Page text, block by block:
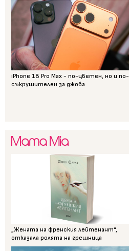
iPhone 18 Pro Max - по-цветен, но и по-
съкрушителен за джоба
„Жената на френския лейтенант“,
отказала ролята на грешница